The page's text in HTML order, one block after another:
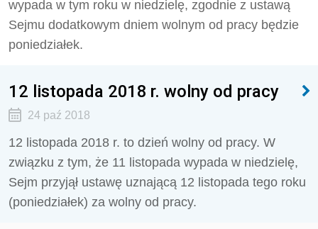
wypada w tym roku w niedzielę, zgodnie z ustawą
Sejmu dodatkowym dniem wolnym od pracy będzie
poniedziałek.
12 listopada 2018 r. wolny od pracy
24 paź 2018
12 listopada 2018 r. to dzień wolny od pracy. W
związku z tym, że 11 listopada wypada w niedzielę,
Sejm przyjął ustawę uznającą 12 listopada tego roku
(poniedziałek) za wolny od pracy.